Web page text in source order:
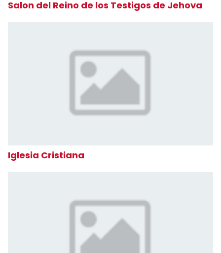
Salon del Reino de los Testigos de Jehova
Iglesia Cristiana